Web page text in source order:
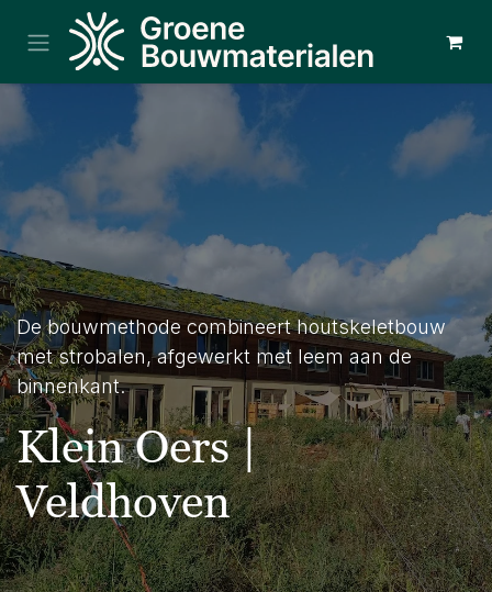
Overslaan naar inhoud
De bouwmethode combineert houtskeletbouw
met strobalen, afgewerkt met leem aan de
binnenkant.
Klein Oers |
Veldhoven